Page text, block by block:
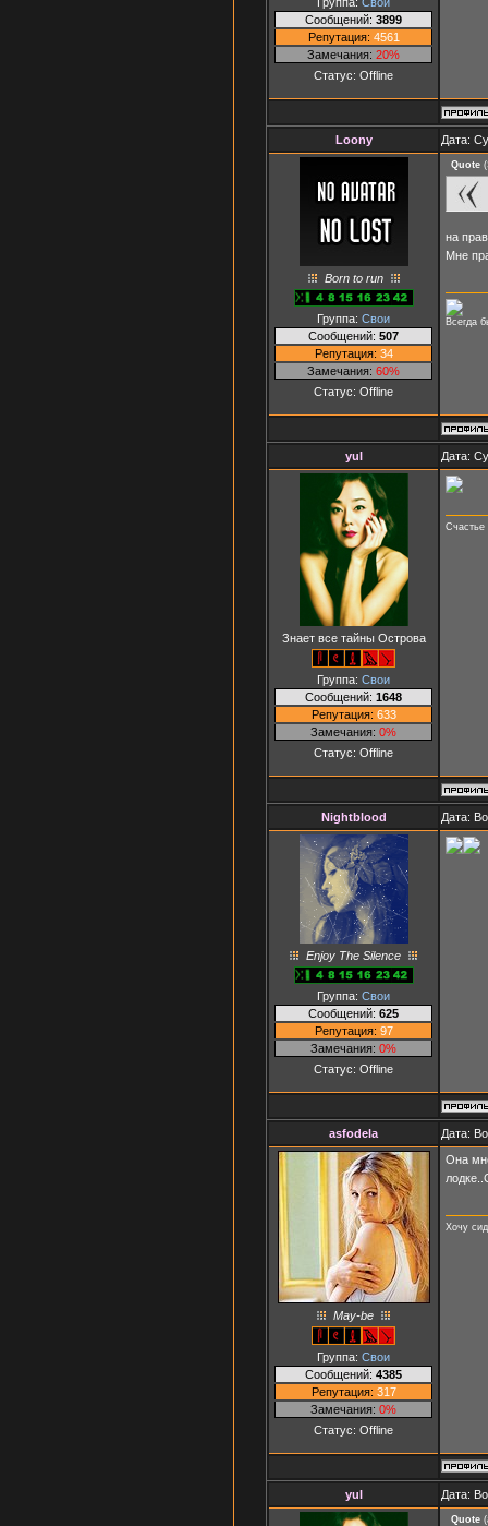
Сообщений: 3899
Репутация: 4561
Замечания: 20%
Статус: Offline
Loony Дата:
Born to run
Группа: Свои
Сообщений: 507
Репутация: 34
Замечания: 60%
Статус: Offline
Quote (
на
Мне
Всегда
yul Дата:
Знает все тайны Острова
Группа: Свои
Сообщений: 1648
Репутация: 633
Замечания: 0%
Статус: Offline
Счастье
Nightblood Дата:
Enjoy The Silence
Группа: Свои
Сообщений: 625
Репутация: 97
Замечания: 0%
Статус: Offline
asfodela Дата:
May-be
Группа: Свои
Сообщений: 4385
Репутация: 317
Замечания: 0%
Статус: Offline
Она
Хочу
yul Дата:
Quote (